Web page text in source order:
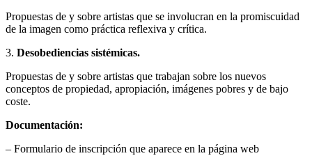
Propuestas de y sobre artistas que se involucran en la promiscuidad
de la imagen como práctica reflexiva y crítica.
3. Desobediencias sistémicas.
Propuestas de y sobre artistas que trabajan sobre los nuevos
conceptos de propiedad, apropiación, imágenes pobres y de bajo
coste.
Documentación:
– Formulario de inscripción que aparece en la página web